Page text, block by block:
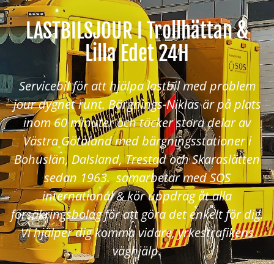
LASTBILSJOUR I Trollhättan &
Lilla Edet 24H
Servicebil för att hjälpa lastbil med problem
jour dygnet runt. Bärgnings-Niklas är på plats
inom 60 minuter och täcker stora delar av
Västra Götaland med bärgningsstationer i
Bohuslän, Dalsland, Trestad och Skaraslätten
sedan 1963. samarbetar med SOS
international & kör uppdrag åt alla
försäkringsbolag för att göra det enkelt för dig.
Vi hjälper dig komma vidare, yrkestrafikens
väghjälp.